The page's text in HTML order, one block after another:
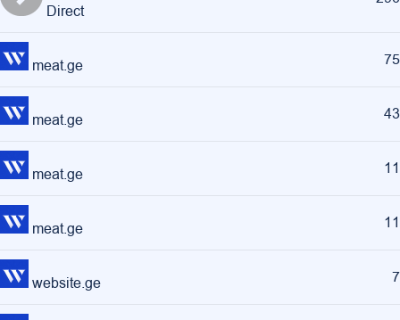
Direct
meat.ge 75
meat.ge 43
meat.ge 11
meat.ge 11
website.ge 7